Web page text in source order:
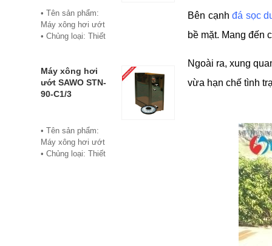
Bên cạnhđá sọc
bề mặt. Mang đến
Ngoài ra, xung
vừa hạn chế tình
• Bảo hành: 12
tháng
• Đơn vị phân phối:
• Tên sản phẩm:
Máy xông hơi ướt
• Chủng loại: Thiết
Sawo
• Xuất xứ:
Philippine
• Có bảng điều
khiển điện tử hiển
thị số, cho phép cài
Máy xông hơi
ướt SAWO STN-
90-C1/3
• Tên sản phẩm:
Máy xông hơi ướt
• Chủng loại: Thiết